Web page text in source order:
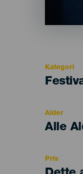
Kategori
Alder
Edad
Alle
Pris